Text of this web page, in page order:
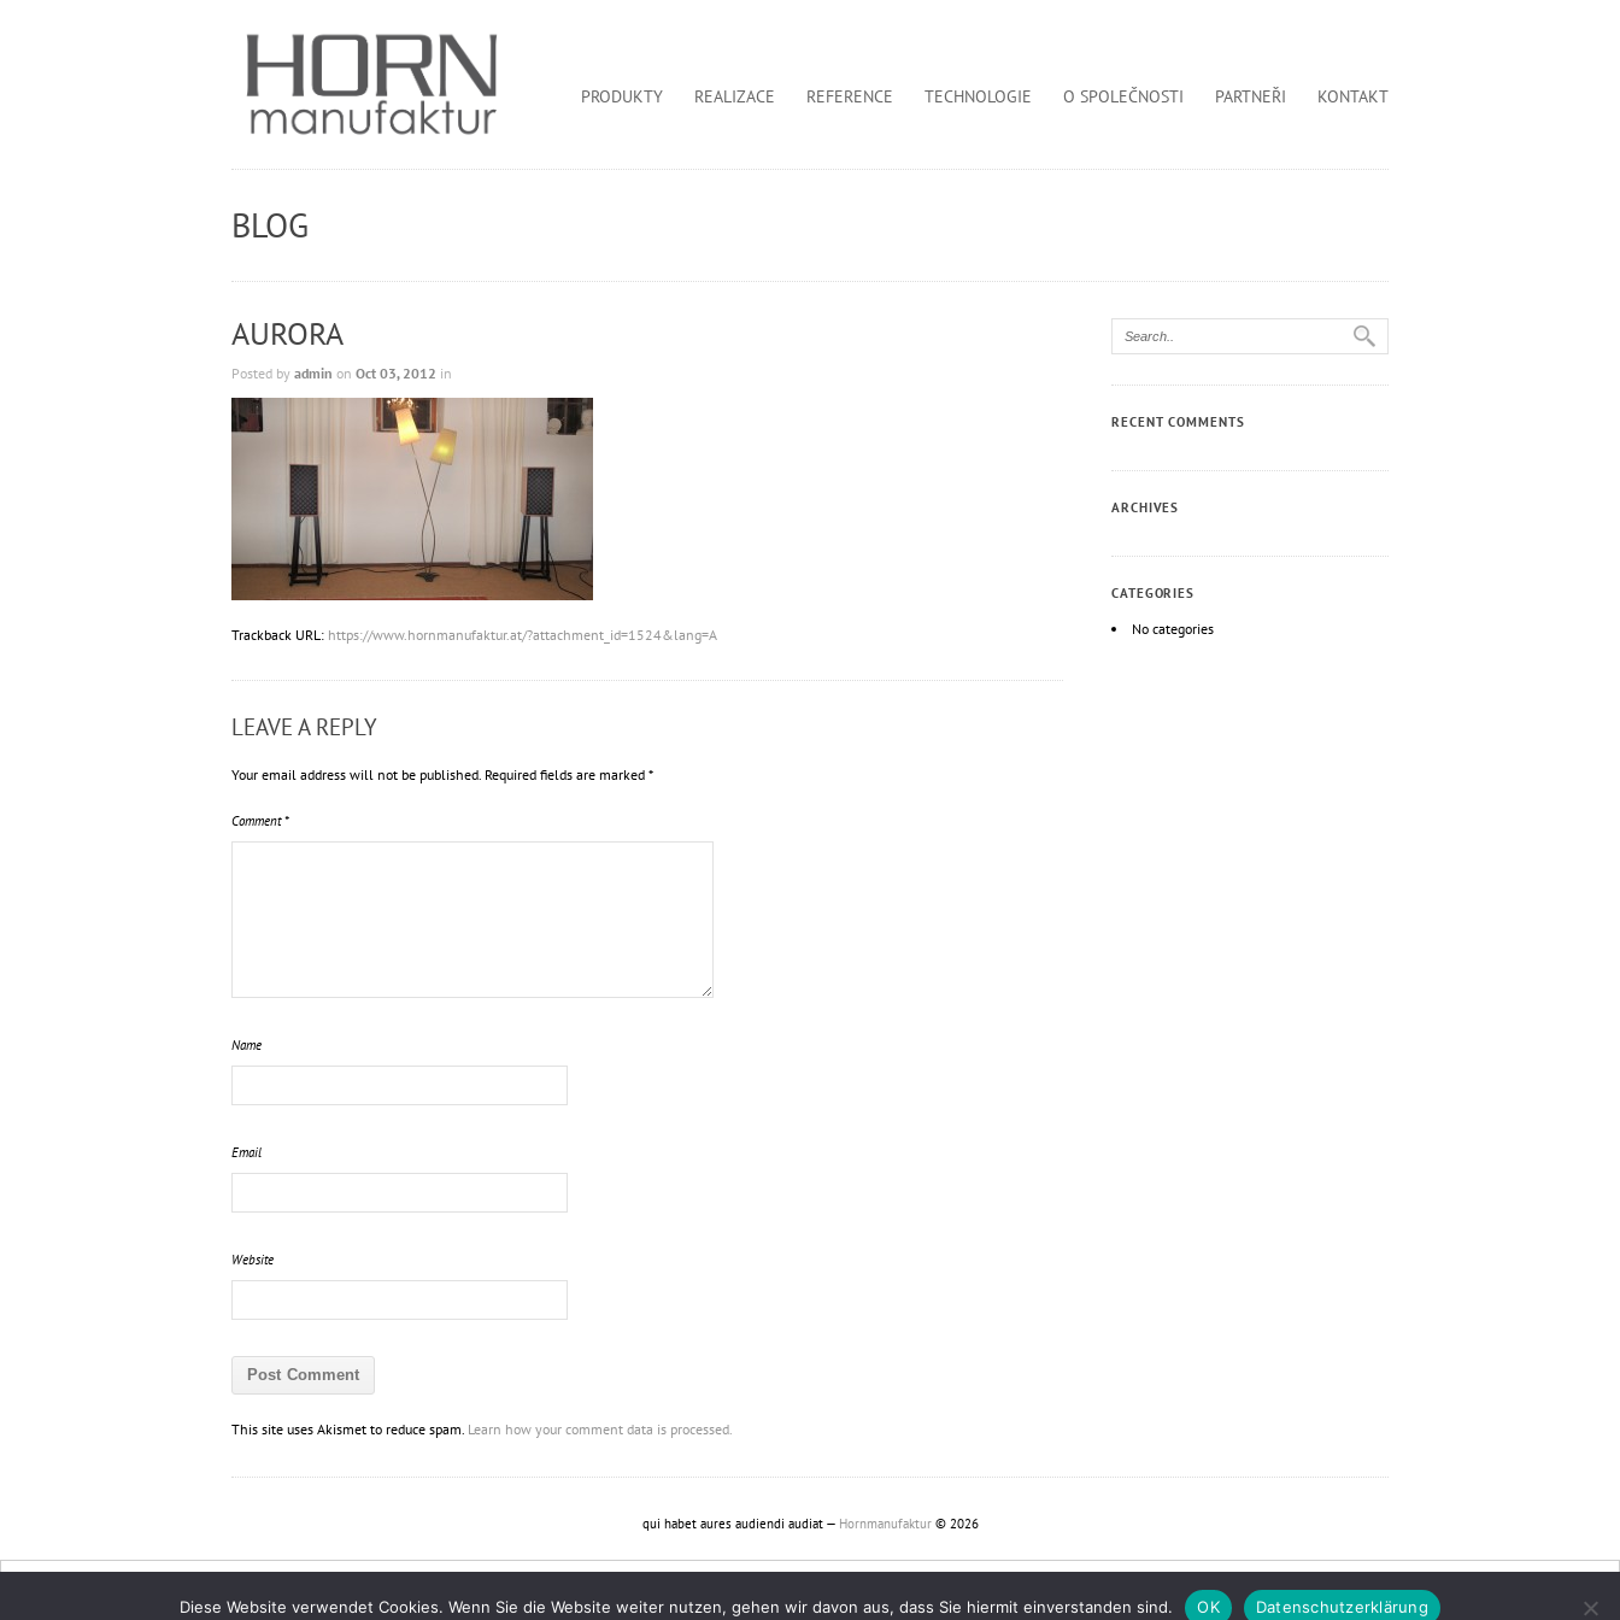
PRODUKTY REALIZACE REFERENCE TECHNOLOGIE O SPOLEČNOSTI PARTNEŘI KONTAKT
BLOG
AURORA
Posted by admin on Oct 03, 2012 in
Trackback URL: https://www.hornmanufaktur.at/?attachment_id=1524&lang=A
LEAVE A REPLY
Your email address will not be published. Required fields are marked *
Comment*
Name
Email
Website
This site uses Akismet to reduce spam. Learn how your comment data is processed.
RECENT COMMENTS
ARCHIVES
CATEGORIES
No categories
qui habet aures audiendi audiat — Hornmanufaktur© 2026
Diese Website verwendet Cookies. Wenn Sie die Website weiter nutzen, gehen wir davon aus, dass Sie hiermit einverstanden sind. OK Datenschutzerklärung